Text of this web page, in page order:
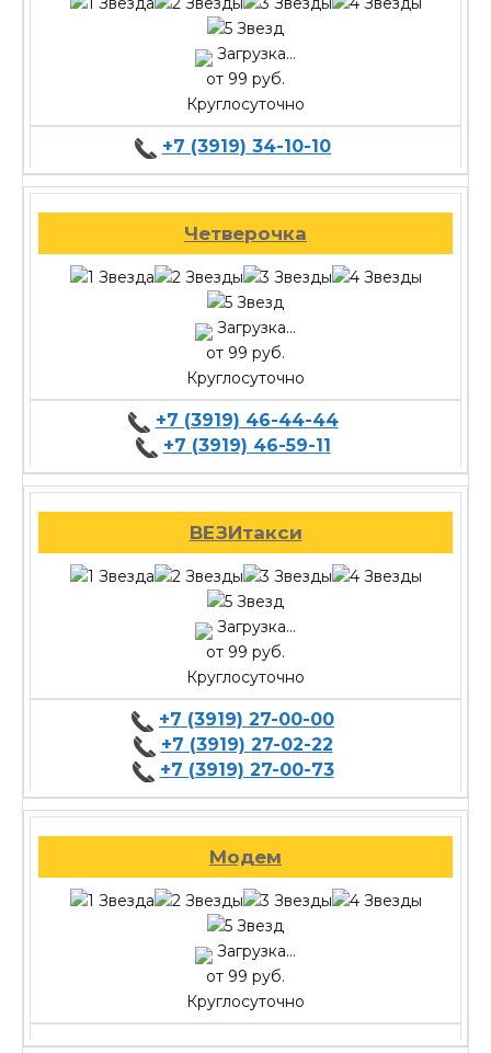
Загрузка...
от 99 руб.
Круглосуточно
+7 (3919) 34-10-10
Четверочка
Загрузка...
от 99 руб.
Круглосуточно
+7 (3919) 46-44-44
+7 (3919) 46-59-11
ВЕЗИтакси
Загрузка...
от 99 руб.
Круглосуточно
+7 (3919) 27-00-00
+7 (3919) 27-02-22
+7 (3919) 27-00-73
Модем
Загрузка...
от 99 руб.
Круглосуточно